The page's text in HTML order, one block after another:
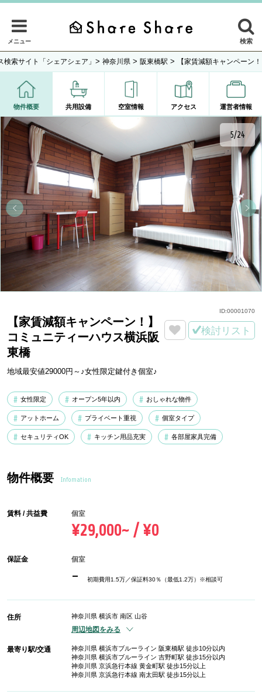
メニュー 検索
検索サイト「シェアシェア」 > 神奈川県 > 阪東橋駅 > 【家賃減額キャンペーン
物件概要 共用設備 空室情報 アクセス 運営者情報
5/24
【家賃減額キャンペーン！】
コミュニティーハウス横浜阪
東橋
地域最安値29000円～♪女性限定鍵付き個室♪
検討リスト
女性限定 オープン5年以内 おしゃれな物件
アットホーム プライベート重視 個室タイプ
セキュリティOK キッチン用品充実 各部屋家具完備
ID:00001070
物件概要 Infomation
賃料 / 共益費 個室
¥29,000~ / ¥0
保証金 個室
- 初期費用1.5万／保証料30％（最低1.2万）※相談可
住所 神奈川県 横浜市 南区 山谷
周辺地図をみる
最寄り駅/交通
神奈川県 横浜市ブルーライン 阪東橋駅 徒歩10分以内
神奈川県 横浜市ブルーライン 吉野町駅 徒歩15分以内
神奈川県 京浜急行本線 黄金町駅 徒歩15分以上
神奈川県 京浜急行本線 南太田駅 徒歩15分以上